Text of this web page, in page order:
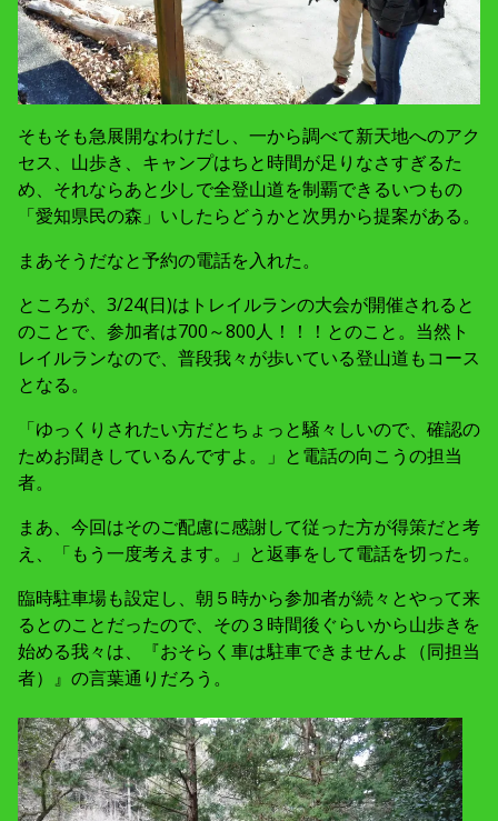
そもそも急展開なわけだし、一から調べて新天地へのアク
セス、山歩き、キャンプはちと時間が足りなさすぎるた
め、それならあと少しで全登山道を制覇できるいつもの
「愛知県民の森」いしたらどうかと次男から提案がある。
まあそうだなと予約の電話を入れた。
ところが、3/24(日)はトレイルランの大会が開催されると
のことで、参加者は700～800人！！！とのこと。当然ト
レイルランなので、普段我々が歩いている登山道もコース
となる。
「ゆっくりされたい方だとちょっと騒々しいので、確認の
ためお聞きしているんですよ。」と電話の向こうの担当
者。
まあ、今回はそのご配慮に感謝して従った方が得策だと考
え、「もう一度考えます。」と返事をして電話を切った。
臨時駐車場も設定し、朝５時から参加者が続々とやって来
るとのことだったので、その３時間後ぐらいから山歩きを
始める我々は、『おそらく車は駐車できませんよ（同担当
者）』の言葉通りだろう。